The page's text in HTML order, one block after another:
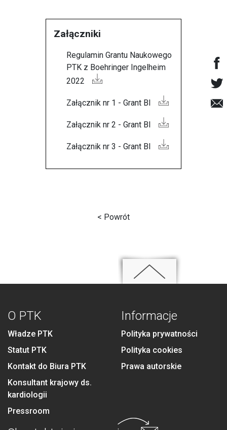
Załączniki
Regulamin Grantu Naukowego
PTK z Boehringer Ingelheim
2022
Załącznik nr 1 - Grant BI
Załącznik nr 2 - Grant BI
Załącznik nr 3 - Grant BI
< Powrót
O PTK
Władze PTK
Statut PTK
Kontakt do Biura PTK
Konsultant krajowy ds.
kardiologii
Pressroom
Informacje
Polityka prywatności
Polityka cookies
Prawa autorskie